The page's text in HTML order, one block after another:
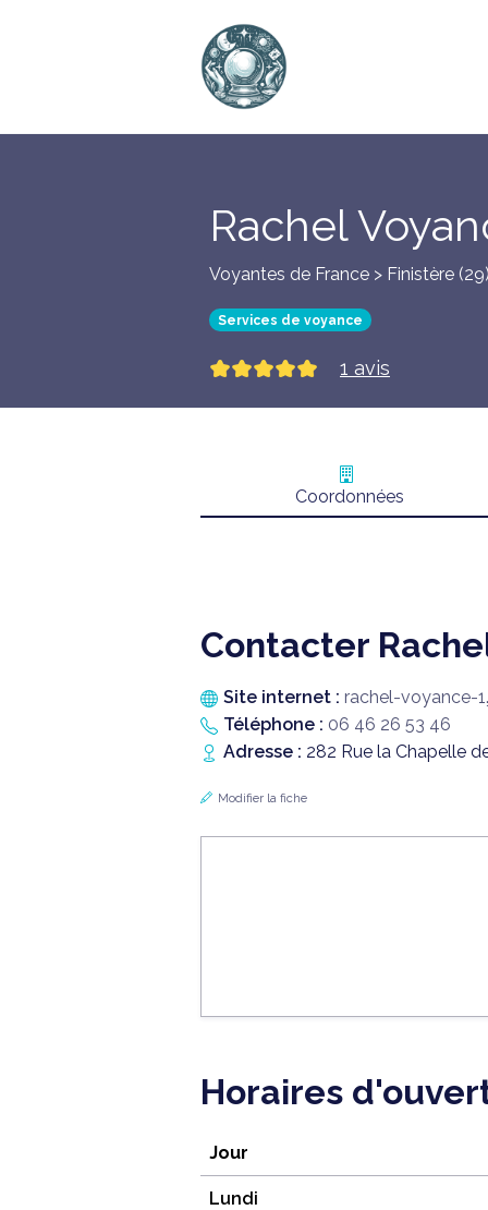
Rachel
Voyantes de France > Finistère
Services de voyance
1 avis
Coordonnées
Contacter
Site internet : rachel-voyance-
Téléphone : 06 46 26 53 46
Adresse : 282 Rue la Chapelle
Modifier la fiche
Horaires
Jour
Lundi